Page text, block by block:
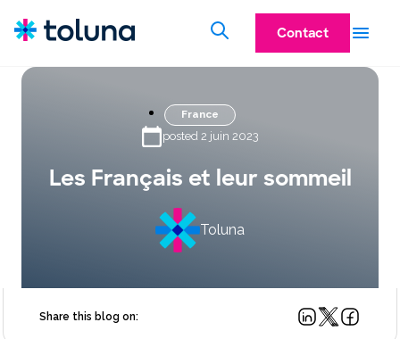
Contact
France
posted 2 juin 2023
Les Français et leur sommeil
Toluna
Share this blog on: